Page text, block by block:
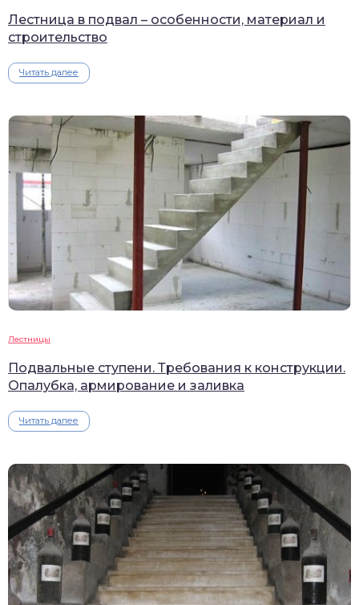
Лестница в подвал – особенности, материал и
строительство
Читать далее
Лестницы
Подвальные ступени. Требования к конструкции.
Опалубка, армирование и заливка
Читать далее